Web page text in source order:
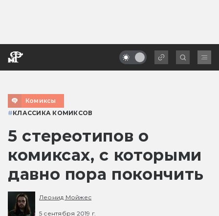
Комиксы
#КЛАССИКА КОМИКСОВ
5 стереотипов о
комиксах, с которыми
давно пора покончить
Леонид Мойжес
5 сентября 2019 г.